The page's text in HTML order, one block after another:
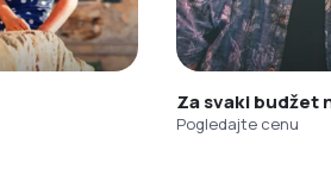
Za svaki budžet
Pogledajte cenu